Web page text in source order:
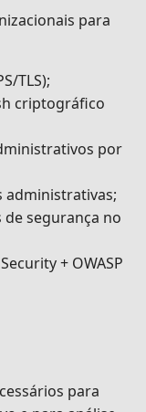
para
TLS);
criptográfico
por
administrativas;
segurança no
+ OWASP
para